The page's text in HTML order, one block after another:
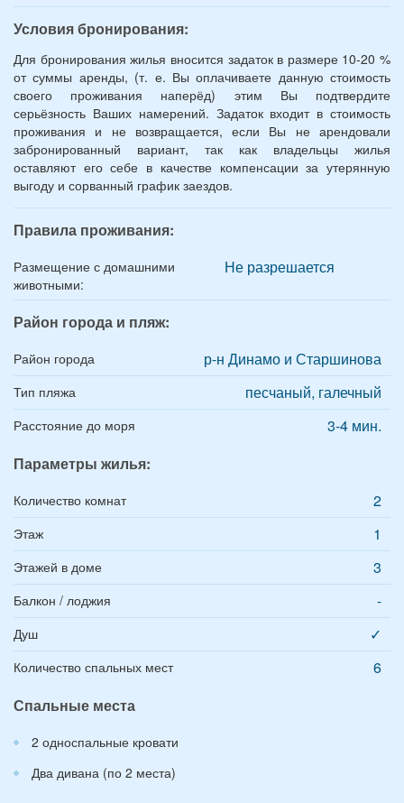
Условия бронирования:
Для бронирования жилья вносится задаток в размере 10-20 %
от суммы аренды, (т. е. Вы оплачиваете данную стоимость
своего проживания наперёд) этим Вы подтвердите
серьёзность Ваших намерений. Задаток входит в стоимость
проживания и не возвращается, если Вы не арендовали
забронированный вариант, так как владельцы жилья
оставляют его себе в качестве компенсации за утерянную
выгоду и сорванный график заездов.
Правила проживания:
Размещение с домашними
животными:
Не разрешается
Район города и пляж:
Район города р-н Динамо и Старшинова
Тип пляжа песчаный, галечный
Расстояние до моря
3-4 мин.
Параметры жилья:
Количество комнат 2
Этаж 1
Этажей в доме 3
Балкон / лоджия -
Душ ✓
Количество спальных мест
6
Спальные места
2 односпальные кровати
Два дивана (по 2 места)